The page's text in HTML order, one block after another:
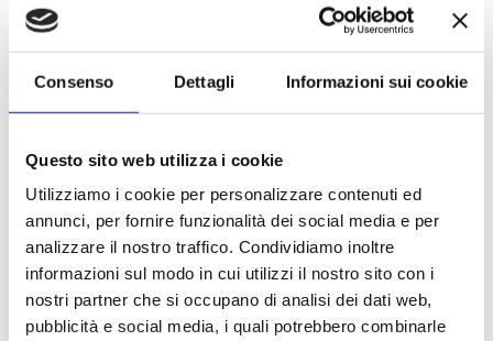
Consenso Dettagli Informazioni sui cookie
Questo sito web utilizza i cookie
Utilizziamo i cookie per personalizzare contenuti ed
annunci, per fornire funzionalità dei social media e per
analizzare il nostro traffico. Condividiamo inoltre
informazioni sul modo in cui utilizzi il nostro sito con i
nostri partner che si occupano di analisi dei dati web,
pubblicità e social media, i quali potrebbero combinarle
Il trattamento di pensione completa a bordo (colazione,
Bevande a dispenser, serata di Gala con menù
particolare.
(giochi, concorsi, tornei, feste, serate a tema).
Gli spettacoli musicali o di cabaret nel teatro di bordo, i
balli e le feste in programma tutte le sere durante la
crociera.
L'utilizzo di tutte le attrezzature della nave: piscine,
lettini, teli mare, palestra, vasche idromassaggio,
biblioteca, discoteca.